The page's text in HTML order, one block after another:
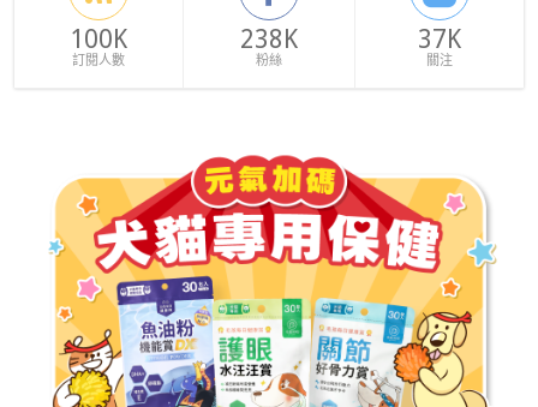
100K
訂閱人數
238K
粉絲
37K
關注